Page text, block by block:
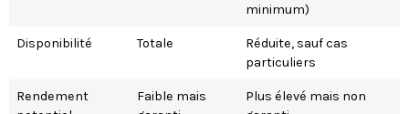
minimum)
Disponibilité Totale
Réduite, sauf cas
particuliers
Rendement
Faible mais
Plus élevé mais non